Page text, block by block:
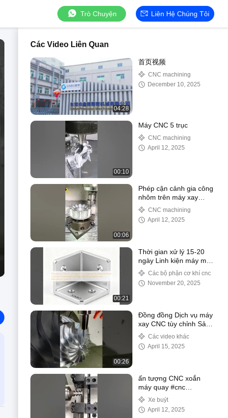
Trò Chuyện Liên Hệ Chúng Tôi
Các Video Liên Quan
04:28
首页视频
CNC machining
December 10, 2025
00:10
Máy CNC 5 trục
CNC machining
April 12, 2025
00:06
Phép cận cảnh gia công
nhôm trên máy xay
CNC 3
trục.#cncmachine
#cncmilling #cnc #fyp
CNC machining
April 12, 2025
00:21
Thời gian xử lý 15-20
ngày Linh kiện máy móc
kỹ thuật CNC Tùy chỉnh
cho Tự động hóa công
nghiệp và Hệ thống cơ
Các bộ phận cơ khí cnc
November 20, 2025
00:26
Đồng đồng Dịch vụ máy
xay CNC tùy chỉnh Sản
phẩm phần cứng CNC
Máy gia công Phần cơ
khí
Các video khác
April 15, 2025
ấn tượng CNC xoắn
máy quay #cnc
#cnclathe
#cncmachining
#machining
Xe buýt
April 12, 2025